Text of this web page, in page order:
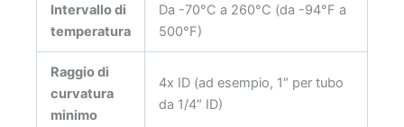
Intervallo di
temperatura
Da -70°C a 260°C (da -94°F a
500°F)
Raggio di
curvatura
minimo
4x ID (ad esempio, 1″ per tubo
da 1/4″ ID)